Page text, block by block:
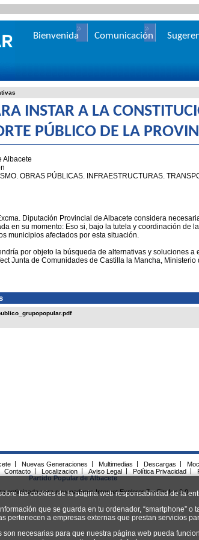
las cookies de la página web responsabilidad de la
que se guarda en tu ordenador, “smartphone”
pertenecen a empresas externas que prestan servicios
necesarias para que nuestra página web pueda
INSTAR A LA
PÚBLICO DE LA
Albacete
OBRAS PÚBLICAS. INFRAESTRUCTURAS.
Diputación Provincial de Albacete considera
en su momento: Eso si, bajo la tutela y coordinación de
municipios afectados por esta situación.
por objeto la búsqueda de alternativas y soluciones
Junta de Comunidades de Castilla la Mancha,
Bienvenida Comunicación
Nuevas Generaciones Multimedias Descargas
Contacto Localizacion Aviso Legal Política Privacidad
Partido Popular de Albacete
optimizada para navegadores Internet Explorer 7 y Firefox 3.0.